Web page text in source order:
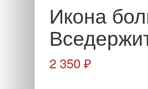
Икона
2 350 ₽